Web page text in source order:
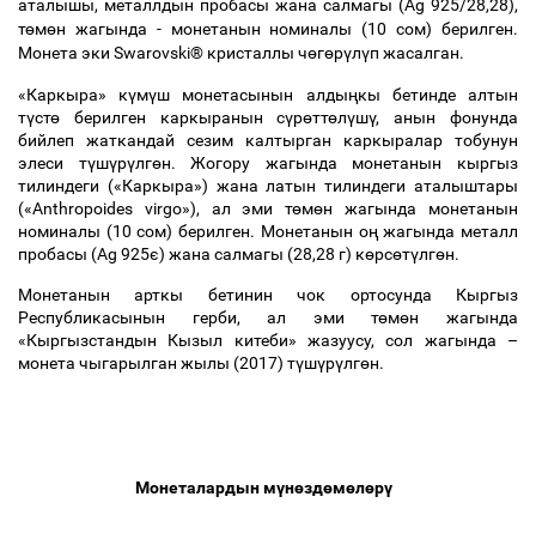
аталышы, металлдын пробасы жана салмагы (Ag 925/28,28),
төмөн жагында - монетанын номиналы (10 сом) берилген.
Монета эки Swarovski® кристаллы чөгөрүлүп жасалган.
«Каркыра» күмүш монетасынын алдыңкы бетинде алтын
түстө берилген каркыранын сүрөттөлүшү, анын фонунда
бийлеп жаткандай сезим калтырган каркыралар тобунун
элеси түшүрүлгөн. Жогору жагында монетанын кыргыз
тилиндеги («Каркыра») жана латын тилиндеги аталыштары
(«Anthropoides virgo»), ал эми төмөн жагында монетанын
номиналы (10 сом) берилген. Монетанын оң жагында металл
пробасы (Ag 925є) жана салмагы (28,28 г) көрсөтүлгөн.
Монетанын арткы бетинин чок ортосунда Кыргыз
Республикасынын герби, ал эми төмөн жагында
«Кыргызстандын Кызыл китеби» жазуусу, сол жагында –
монета чыгарылган жылы (2017) түшүрүлгөн.
Монеталардын мүнөздөмөлөрү